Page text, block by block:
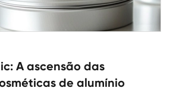
A ascensão das
de alumínio